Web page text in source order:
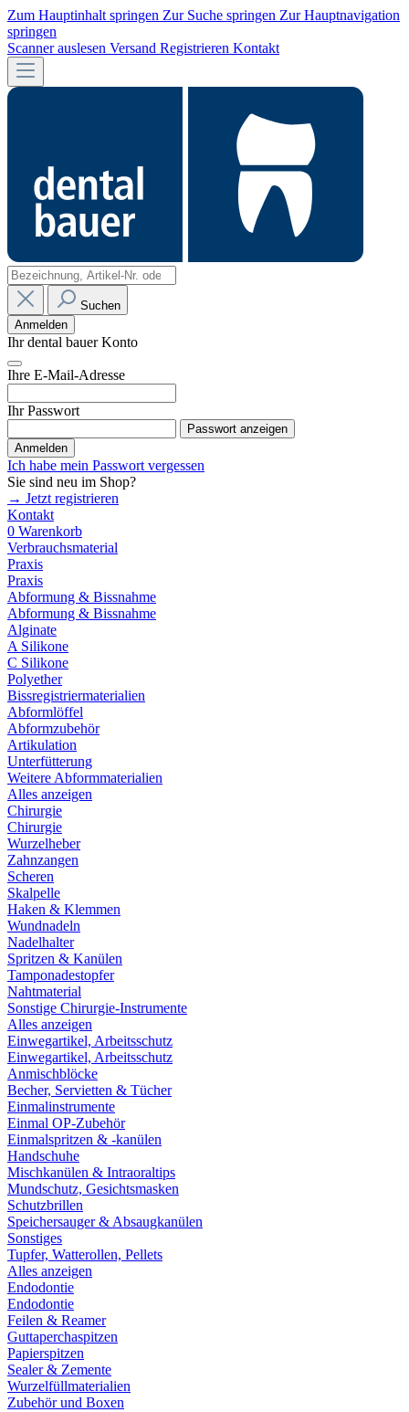
Zum Hauptinhalt springen Zur Suche springen Zur Hauptnavigation
springen
Scanner auslesen Versand Registrieren Kontakt
Suchen
Anmelden
Ihr dental bauer Konto
Ihre E-Mail-Adresse
Ihr Passwort
Passwort anzeigen
Anmelden
Ich habe mein Passwort vergessen
Sie sind neu im Shop?
→ Jetzt registrieren
Kontakt
0 Warenkorb
Verbrauchsmaterial
Praxis
Praxis
Abformung & Bissnahme
Abformung & Bissnahme
Alginate
A Silikone
C Silikone
Polyether
Bissregistriermaterialien
Abformlöffel
Abformzubehör
Artikulation
Unterfütterung
Weitere Abformmaterialien
Alles anzeigen
Chirurgie
Chirurgie
Wurzelheber
Zahnzangen
Scheren
Skalpelle
Haken & Klemmen
Wundnadeln
Nadelhalter
Spritzen & Kanülen
Tamponadestopfer
Nahtmaterial
Sonstige Chirurgie-Instrumente
Alles anzeigen
Einwegartikel, Arbeitsschutz
Einwegartikel, Arbeitsschutz
Anmischblöcke
Becher, Servietten & Tücher
Einmalinstrumente
Einmal OP-Zubehör
Einmalspritzen & -kanülen
Handschuhe
Mischkanülen & Intraoraltips
Mundschutz, Gesichtsmasken
Schutzbrillen
Speichersauger & Absaugkanülen
Sonstiges
Tupfer, Watterollen, Pellets
Alles anzeigen
Endodontie
Endodontie
Feilen & Reamer
Guttaperchaspitzen
Papierspitzen
Sealer & Zemente
Wurzelfüllmaterialien
Zubehör und Boxen